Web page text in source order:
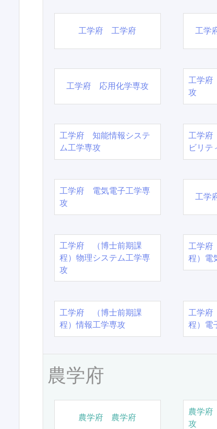
工学府 工学府 工学
工学府 応用化学専攻
工学府
攻
工学府 知能情報システ
ム工学専攻
工学府
ビリテ
工学府 電気電子工学専
攻
工学
工学府 （博士前期課
程）物理システム工学専
攻
工学
程）電
工学府 （博士前期課
程）情報工学専攻
工学
程）電
農学府
農学府 農学府
農学
攻